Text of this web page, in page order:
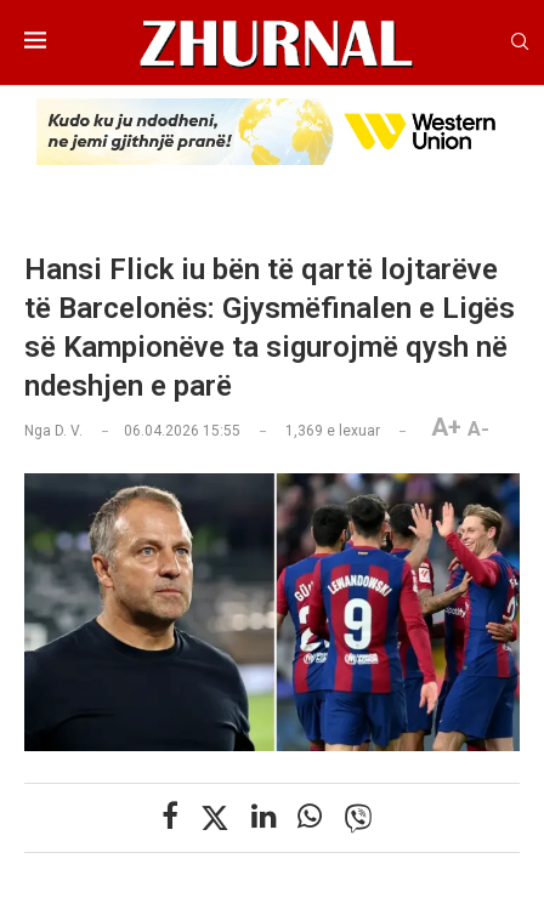
Hansi Flick iu bën të qartë lojtarëve
të Barcelonës: Gjysmëfinalen e Ligës
së Kampionëve ta sigurojmë qysh në
ndeshjen e parë
Nga D. V. 06.04.2026 15:55 1,369 e lexuar A+ A-